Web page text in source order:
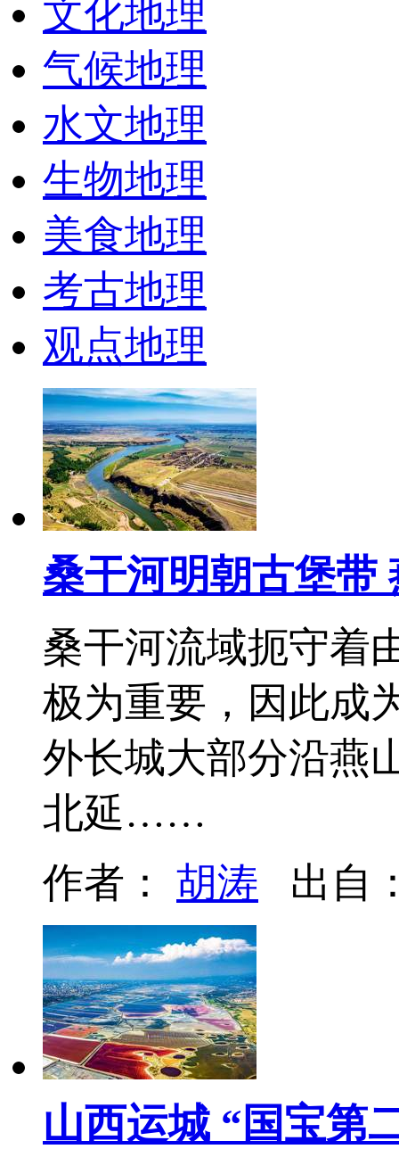
文化地理
气候地理
水文地理
生物地理
美食地理
考古地理
观点地理
桑干河明朝古堡带
桑干河流域扼守着
极为重要，因此成
外长城大部分沿燕
北延……
作者： 胡涛 出自
山西运城 “国宝第